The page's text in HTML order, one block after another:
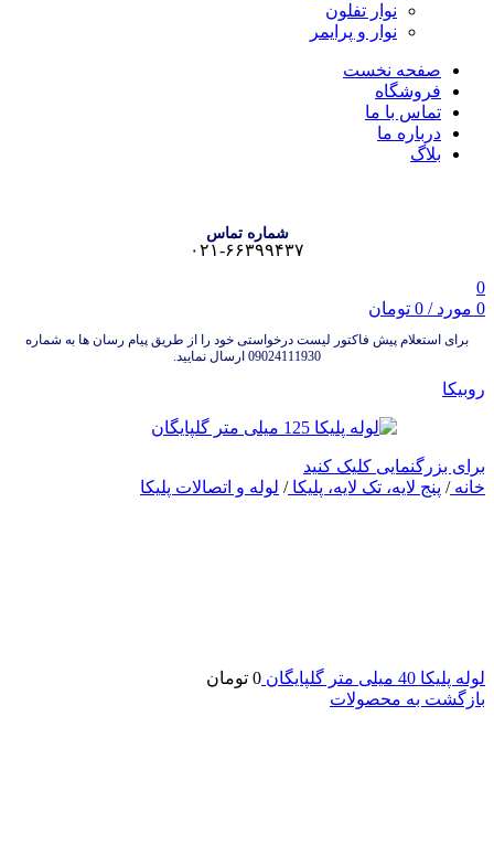
نوار تفلون
نوار و پرایمر
صفحه نخست
فروشگاه
تماس با ما
درباره ما
بلاگ
شماره تماس
۰۲۱-۶۶۳۹۹۴۳۷
0
0 مورد /
0 تومان
برای استعلام پیش فاکتور لیست درخواستی خود را از طریق پیام رسان ها به شماره
09024111930 ارسال نمایید.
روبیکا
برای بزرگنمایی کلیک کنید
خانه/ پنج لایه، تک لایه، پلیکا/ لوله و اتصالات پلیکا
لوله پلیکا 40 میلی متر گلپایگان 0 تومان
بازگشت به محصولات